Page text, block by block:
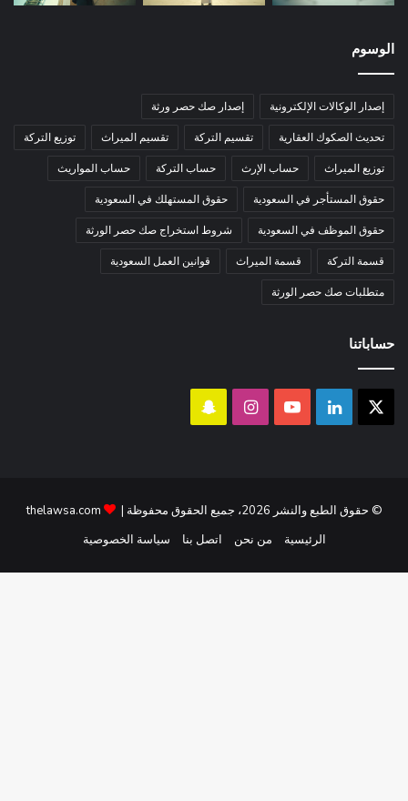
الوسوم
إصدار الوكالات الإلكترونية إصدار صك حصر ورثة
تحديث الصكوك العقارية تقسيم التركة تقسيم الميراث توزيع التركة
توزيع الميراث حساب الإرث حساب التركة حساب المواريث
حقوق المستأجر في السعودية حقوق المستهلك في السعودية
حقوق الموظف في السعودية شروط استخراج صك حصر الورثة
قسمة التركة قسمة الميراث قوانين العمل السعودية
متطلبات صك حصر الورثة
حساباتنا
لينكدإن‫YouTubeانستقرامسناب
© حقوق الطبع والنشر 2026، جميع الحقوق محفوظة |
thelawsa.com
الرئيسية
من نحن اتصل بنا سياسة الخصوصية